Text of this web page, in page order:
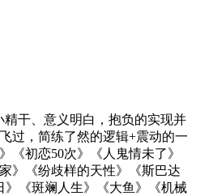
干、意义明白，抱负的实现并
过，简练了然的逻辑+震动的一
初恋50次》《人鬼情未了》
》《纷歧样的天性》《斯巴达
《斑斓人生》《大鱼》《机械